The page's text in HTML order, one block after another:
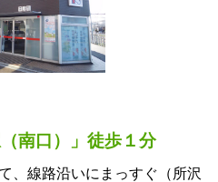
南口）」徒歩１分
、線路沿いにまっすぐ（所沢